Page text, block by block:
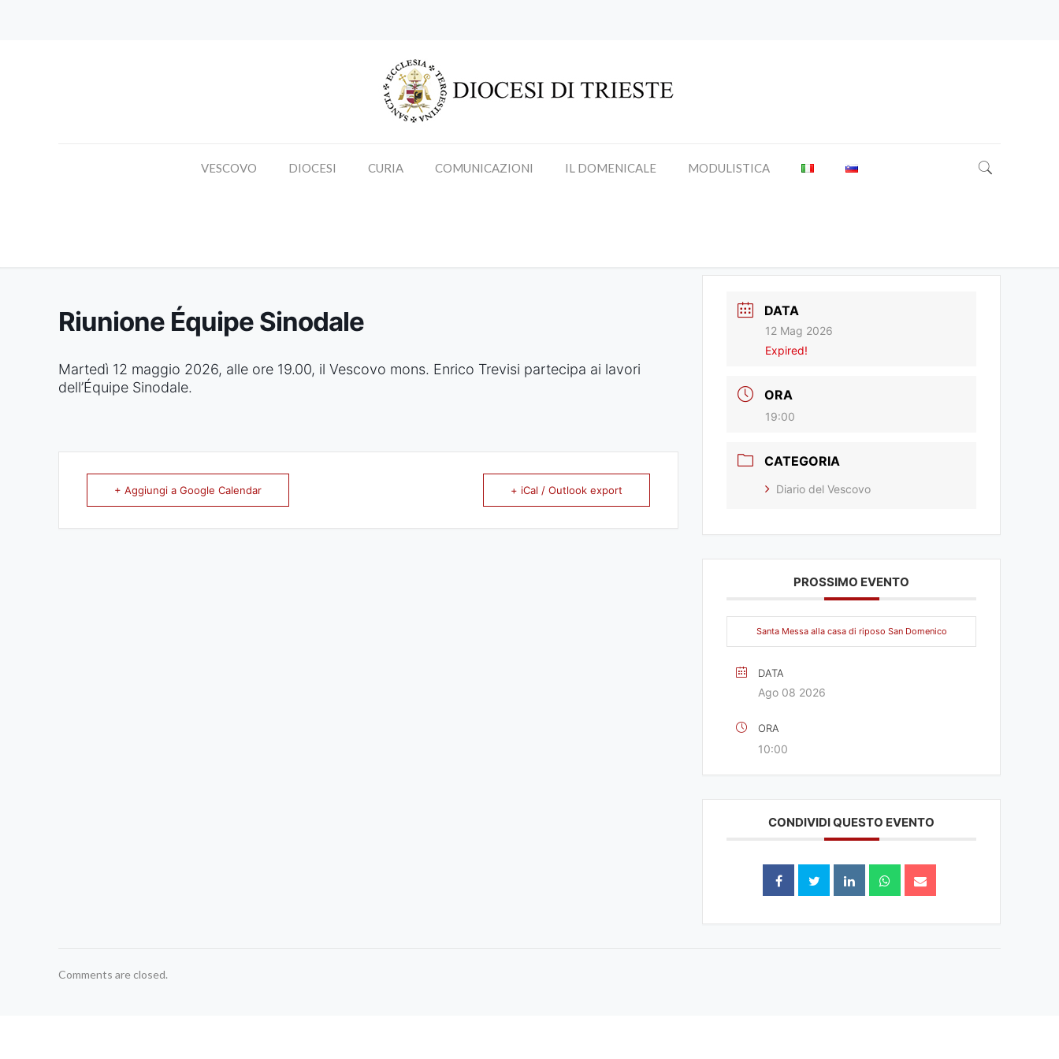
VESCOVO DIOCESI CURIA COMUNICAZIONI IL DOMENICALE MODULISTICA
Riunione Équipe Sinodale
Martedì 12 maggio 2026, alle ore 19.00, il Vescovo mons. Enrico Trevisi partecipa ai lavori
dell’Équipe Sinodale.
+ Aggiungi a Google Calendar + iCal / Outlook export
DATA
12 Mag 2026
Expired!
ORA
19:00
CATEGORIA
Diario del Vescovo
PROSSIMO EVENTO
Santa Messa alla casa di riposo San Domenico
DATA
Ago 08 2026
ORA
10:00
CONDIVIDI QUESTO EVENTO
Comments are closed.